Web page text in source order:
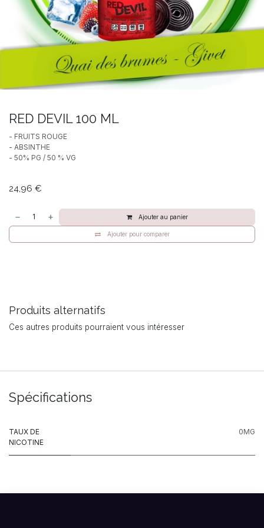
RED DEVIL 100 ML
- FRUITS ROUGE
- ABSINTHE
- 50% PG / 50 % VG
24,96 €
Ajouter au panier
Ajouter pour comparer
Produits alternatifs
Ces autres produits pourraient vous intéresser
Spécifications
TAUX DE
NICOTINE
0MG